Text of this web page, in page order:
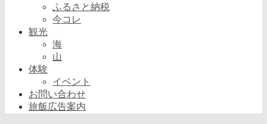
ふるさと納税
今コレ
観光
海
山
体験
イベント
お問い合わせ
旅飯広告案内